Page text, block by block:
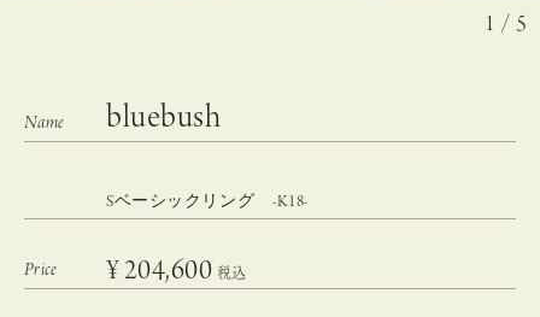
1 / 5
bluebush
Sベーシックリング -K18-
¥204,600 税込